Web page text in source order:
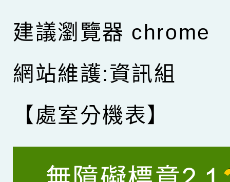
建議瀏覽器 chrome
網站維護:資訊組
【處室分機表】